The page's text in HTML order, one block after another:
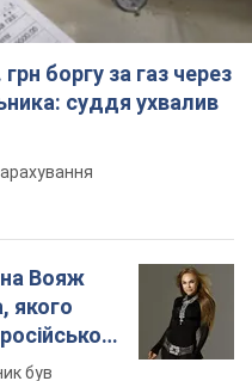
боргу за газ через
суддя ухвалив
Вояж
якого
був